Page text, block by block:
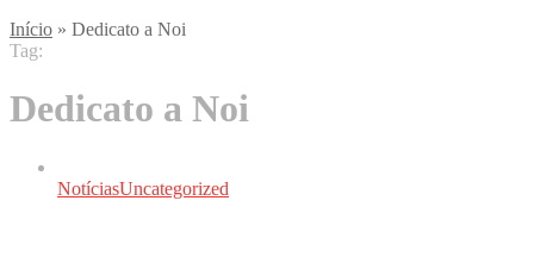
Início » Dedicato a Noi
Tag:
Dedicato a Noi
NotíciasUncategorized